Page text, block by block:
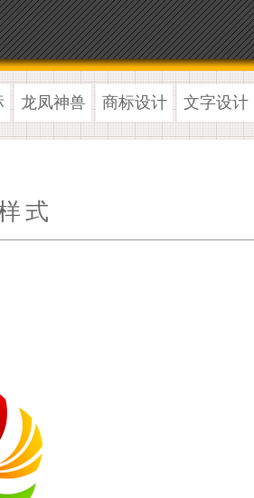
龙凤神兽 商标设计 文字设计
式